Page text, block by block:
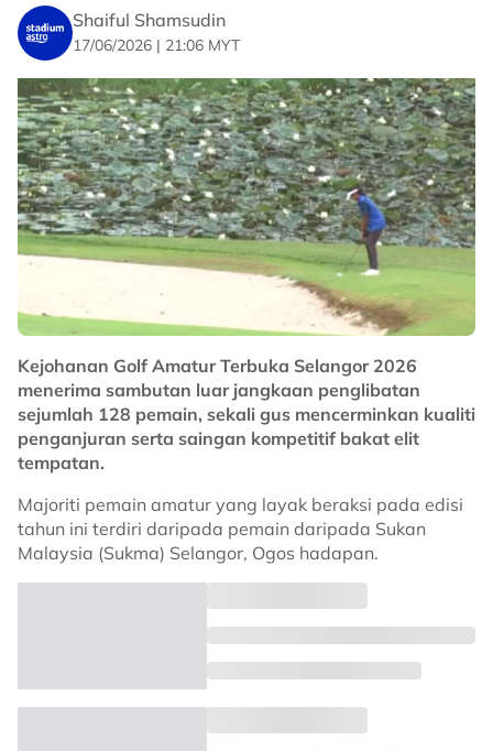
Shaiful Shamsudin
17/06/2026 | 21:06 MYT
Kejohanan Golf Amatur Terbuka Selangor 2026
menerima sambutan luar jangkaan penglibatan
sejumlah 128 pemain, sekali gus mencerminkan kualiti
penganjuran serta saingan kompetitif bakat elit
tempatan.
Majoriti pemain amatur yang layak beraksi pada edisi
tahun ini terdiri daripada pemain daripada Sukan
Malaysia (Sukma) Selangor, Ogos hadapan.